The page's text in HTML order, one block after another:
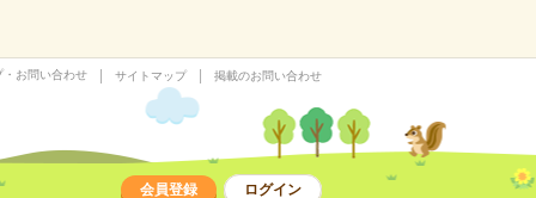
・お問い合わせ サイトマップ 掲載のお問い合わせ
会員登録 ログイン